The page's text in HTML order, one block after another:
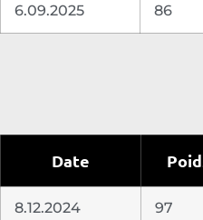
6.09.2025 86
Date
8.12.2024 97